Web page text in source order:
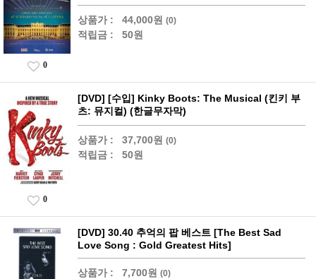
상품가 : 44,000원 (0)
적립금 : 50원
0
[DVD] [수입] Kinky Boots: The Musical (킨키 부
츠: 뮤지컬) (한글무자막)
상품가 : 37,700원 (0)
적립금 : 50원
0
[DVD] 30.40 추억의 팝 베스트 [The Best Sad
Love Song : Gold Greatest Hits]
상품가 : 7,700원 (0)